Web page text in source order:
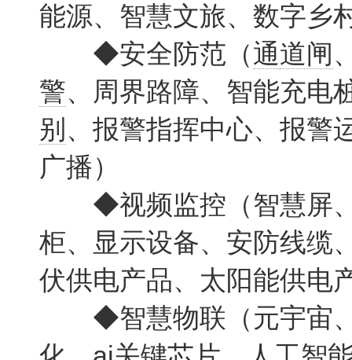
能源、智慧文旅、数字乡
◆安全防范（通道闸
警、周界路障、智能充电
别 、报警指挥中心、报警
广播）
◆视频监控（智慧屏、
柜、显示设备、安防线缆
伏供电产品、太阳能供电
◆智慧物联（元宇宙、